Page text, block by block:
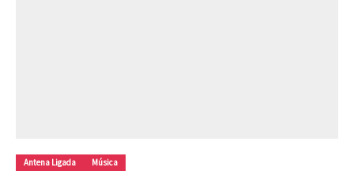
Antena Ligada Música